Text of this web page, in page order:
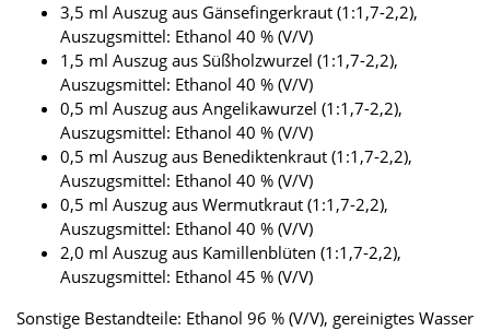
3,5 ml Auszug aus Gänsefingerkraut (1:1,7-2,2),
Auszugsmittel: Ethanol 40 % (V/V)
1,5 ml Auszug aus Süßholzwurzel (1:1,7-2,2),
Auszugsmittel: Ethanol 40 % (V/V)
0,5 ml Auszug aus Angelikawurzel (1:1,7-2,2),
Auszugsmittel: Ethanol 40 % (V/V)
0,5 ml Auszug aus Benediktenkraut (1:1,7-2,2),
Auszugsmittel: Ethanol 40 % (V/V)
0,5 ml Auszug aus Wermutkraut (1:1,7-2,2),
Auszugsmittel: Ethanol 40 % (V/V)
2,0 ml Auszug aus Kamillenblüten (1:1,7-2,2),
Auszugsmittel: Ethanol 45 % (V/V)
Sonstige Bestandteile: Ethanol 96 % (V/V), gereinigtes Wasser